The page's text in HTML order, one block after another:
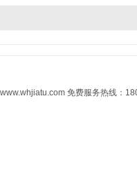
免费服务热线：